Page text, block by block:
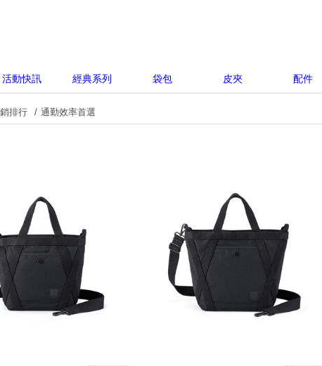
活動快訊 經典系列 袋包 皮夾 配件
排行 通勤效率首選